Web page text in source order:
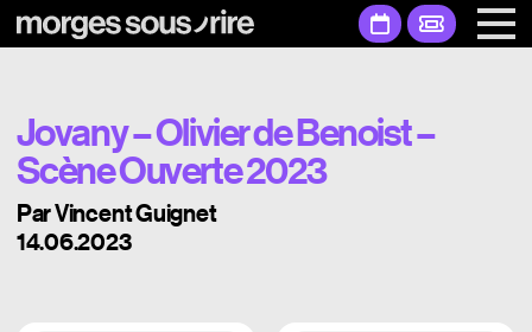
Jovany – Olivier de Benoist –
Scène Ouverte 2023
Par Vincent Guignet
14.06.2023